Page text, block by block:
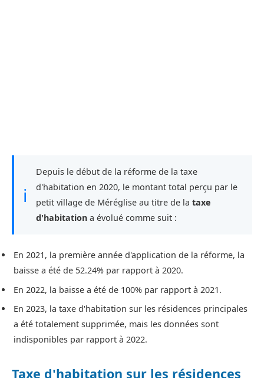
ℹ
Depuis le début de la réforme de la taxe
d'habitation en 2020, le montant total perçu par le
petit village de Méréglise au titre de la taxe
d'habitation a évolué comme suit :
En 2021, la première année d'application de la réforme, la
baisse a été de 52.24% par rapport à 2020.
En 2022, la baisse a été de 100% par rapport à 2021.
En 2023, la taxe d'habitation sur les résidences principales
a été totalement supprimée, mais les données sont
indisponibles par rapport à 2022.
Taxe d'habitation sur les résidences